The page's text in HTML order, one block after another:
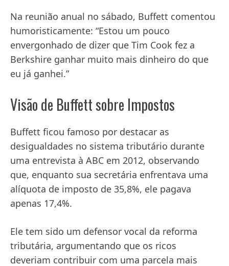
Na reunião anual no sábado, Buffett comentou
humoristicamente: “Estou um pouco
envergonhado de dizer que Tim Cook fez a
Berkshire ganhar muito mais dinheiro do que
eu já ganhei.”
Visão de Buffett sobre Impostos
Buffett ficou famoso por destacar as
desigualdades no sistema tributário durante
uma entrevista à ABC em 2012, observando
que, enquanto sua secretária enfrentava uma
alíquota de imposto de 35,8%, ele pagava
apenas 17,4%.
Ele tem sido um defensor vocal da reforma
tributária, argumentando que os ricos
deveriam contribuir com uma parcela mais